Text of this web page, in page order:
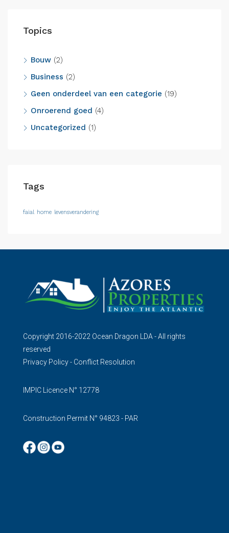
Topics
Bouw (2)
Business (2)
Geen onderdeel van een categorie (19)
Onroerend goed (4)
Uncategorized (1)
Tags
faial home levensverandering
Copyright 2016-2022 Ocean Dragon LDA - All rights
reserved
Privacy Policy- Conflict Resolution
IMPIC Licence N° 12778
Construction Permit N° 94823 - PAR